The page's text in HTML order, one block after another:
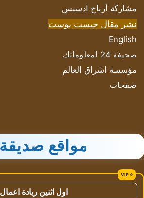
مشاركة أرباح ادسنس
نشر مقال جيست بوست
English
صحيفة 24 لمعلوماتك
مؤسسة اشراق العالم
صفحات
مواقع صديقة
اول اثنين ريادة اعمال